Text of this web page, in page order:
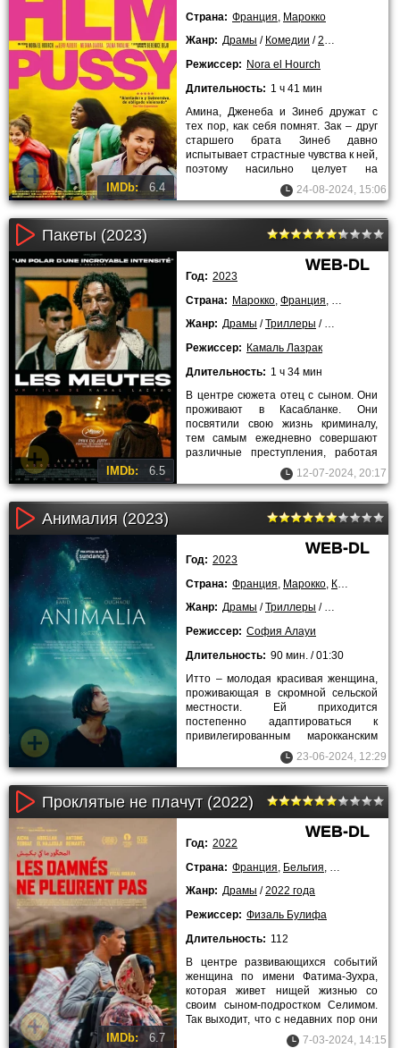
IMDb: 6.4
Страна: Франция Марокко
Жанр: Драмы / Комедии /2023 года
Режиссер: Nora el Hourch
Длительность: 1 ч 41 мин
Амина, Дженеба и Зинеб дружат с
тех пор, как себя помнят. Зак – друг
старшего брата Зинеб давно
испытывает страстные чувства к ней,
поэтому насильно целует на
вечеринке. Расстроенная24-08-2024, 15:06
Пакеты (2023)
IMDb: 6.5
WEB-DL
Год: 2023
Страна: Марокко Франция
Жанр: Драмы /Триллеры / 2023 года
Режиссер: Камаль Лазрак
Длительность: 1 ч 34 мин
В центре сюжета отец с сыном. Они
проживают в Касабланке. Они
посвятили свою жизнь криминалу,
тем самым ежедневно совершают
различные преступления, работая
на главу местной мафии. Их12-07-2024, 20:17
Анималия (2023)
WEB-DL
Год: 2023
Страна: Франция Марокко Катар
Жанр: Драмы /Триллеры / Фантастика
Режиссер: София Алауи
Длительность: 90 мин. / 01:30
Итто – молодая красивая женщина,
проживающая в скромной сельской
местности. Ей приходится
постепенно адаптироваться к
привилегированным марокканским
обычаям и правилам семьи своего
супруга
23-06-2024, 12:29
Проклятые не плачут (2022)
IMDb: 6.7
WEB-DL
Год: 2022
Страна: Франция Бельгия
Жанр: Драмы /2022 года
Режиссер: Физаль Булифа
Длительность: 112
В центре развивающихся событий
женщина по имени Фатима-Зухра,
которая живет нищей жизнью со
своим сыном-подростком Селимом.
Так выходит, что с недавних пор они
только и занимаются тем, что7-03-2024, 14:15